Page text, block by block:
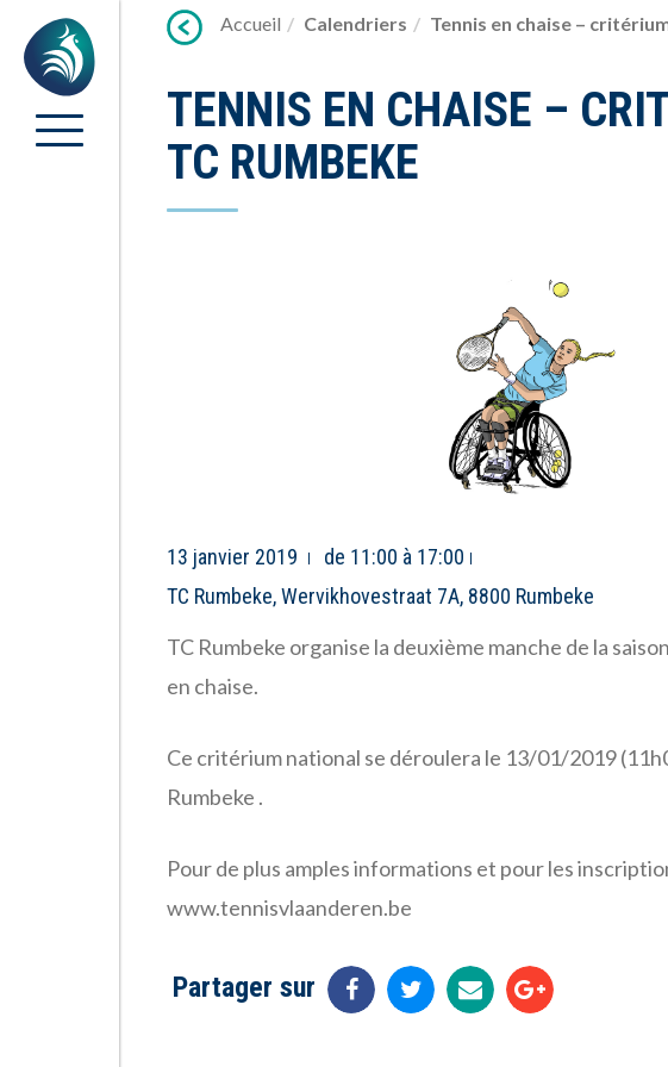
Accueil Calendriers Tennis en chaise –
TENNIS EN CHAISE –
TC RUMBEKE
13 janvier 2019
de 11:00 à 17:00
TC Rumbeke, Wervikhovestraat 7A, 8800 Rumbeke
TC Rumbeke organise la deuxième manche de la
en chaise.
Ce critérium national se déroulera le 13/01/2019
Rumbeke .
Pour de plus amples informations et pour les
www.tennisvlaanderen.be
Partager sur